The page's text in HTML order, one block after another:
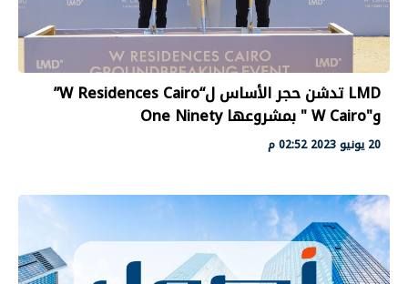
LMD تدشن حجر الأساس ل“W Residences Cairo”
و"W Cairo " بمشروعها One Ninety
20 يونيو 2023 02:52 م